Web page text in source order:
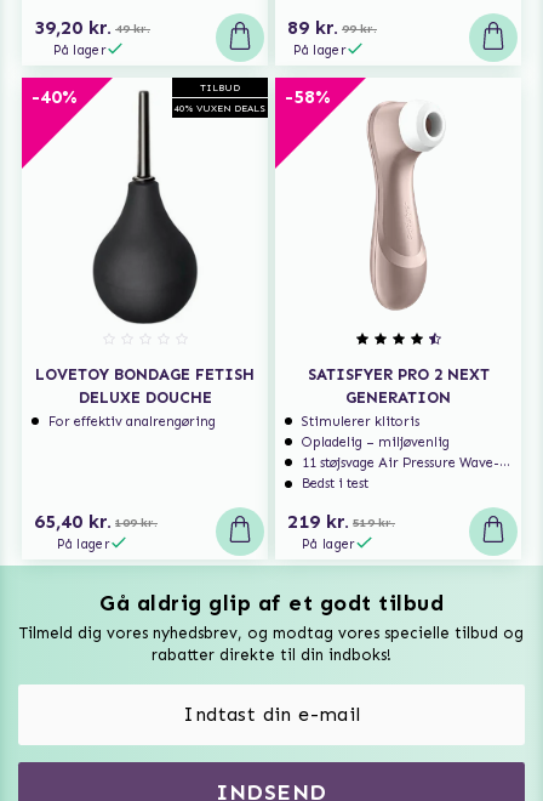
39,20 kr. 49 kr.
På lager
89 kr. 99 kr.
På lager
TILBUD
40% VUXEN DEALS
-40%
LOVETOY BONDAGE FETISH
DELUXE DOUCHE
For effektiv analrengøring
65,40 kr. 109 kr.
På lager
-58%
SATISFYER PRO 2 NEXT
GENERATION
Stimulerer klitoris
Opladelig – miljøvenlig
11 støjsvage Air Pressure Wave-programmer
Bedst i test
219 kr. 519 kr.
På lager
Gå aldrig glip af et godt tilbud
Tilmeld dig vores nyhedsbrev, og modtag vores specielle tilbud og
rabatter direkte til din indboks!
INDSEND
Vuxen Magazine
Vibratorer